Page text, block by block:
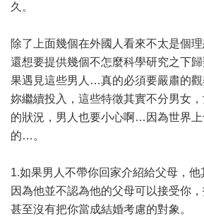
久。
除了上面幾個在外國人看來不太是個
還想要提供幾個不怎麼科學研究之下
果遇見這些男人…真的必須要嚴肅的
妳繼續投入，這些特徵其實不分男女
的狀況，男人也要小心啊…因為世界
的…。
1.如果男人不帶你回家介紹給父母，他
因為他並不認為他的父母可以接受你
甚至沒有把你當成結婚考慮的對象。